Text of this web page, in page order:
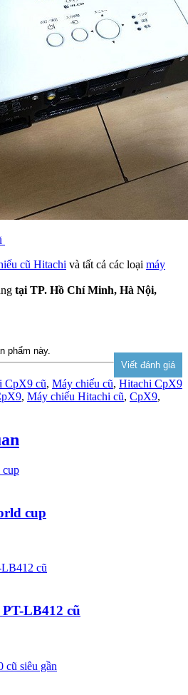
cũ Hitachi và tất cả các loại máy
tại TP. Hồ Chí Minh, Hà Nội,
phẩm này.
CpX9 cũ, Máy chiếu cũ, Hitachi CpX9
, Máy chiếu Hitachi cũ, CpX9,
cup
LB412 cũ